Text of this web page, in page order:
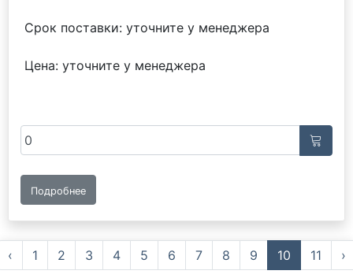
Срок поставки: уточните у менеджера
Цена: уточните у менеджера
Подробнее
‹ 1 2 3 4 5 6 7 8 9 10 11 ›